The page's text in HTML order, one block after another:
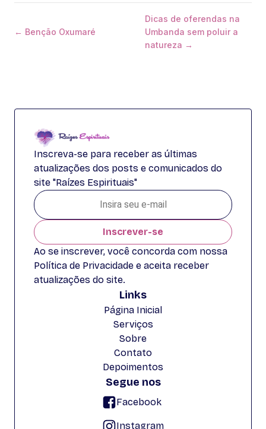
← Benção Oxumaré
Dicas de oferendas na
Umbanda sem poluir a
natureza →
Inscreva-se para receber as últimas
atualizações dos posts e comunicados do
site "Raízes Espirituais"
Inscrever-se
Ao se inscrever, você concorda com nossa
Política de Privacidade e aceita receber
atualizações do site.
Links
Página Inicial
Serviços
Sobre
Contato
Depoimentos
Segue nos
Facebook
Instagram